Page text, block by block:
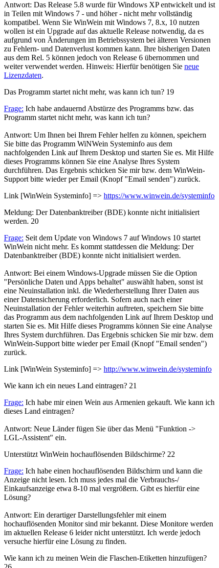
Antwort: Das Release 5.8 wurde für Windows XP entwickelt und ist
in Teilen mit Windows 7 - und höher - nicht mehr vollständig
kompatibel. Wenn Sie WinWein mit Windows 7, 8.x, 10 nutzen
wollen ist ein Upgrade auf das aktuelle Release notwendig, da es
aufgrund von Änderungen im Betriebssystem bei älteren Versionen
zu Fehlern- und Datenverlust kommen kann. Ihre bisherigen Daten
aus dem Rel. 5 können jedoch von Release 6 übernommen und
weiter verwendet werden. Hinweis: Hierfür benötigen Sie neue
Lizenzdaten.
Das Programm startet nicht mehr, was kann ich tun? 19
Frage: Ich habe andauernd Abstürze des Programms bzw. das
Programm startet nicht mehr, was kann ich tun?
Antwort: Um Ihnen bei Ihrem Fehler helfen zu können, speichern
Sie bitte das Programm WiNWein Systeminfo aus dem
nachfolgenden Link auf Ihrem Desktop und starten Sie es. Mit Hilfe
dieses Programms können Sie eine Analyse Ihres System
durchführen. Das Ergebnis schicken Sie mir bzw. dem WinWein-
Support bitte wieder per Email (Knopf "Email senden") zurück.
Link [WinWein Systeminfo] => https://www.winwein.de/systeminfo
Meldung: Der Datenbanktreiber (BDE) konnte nicht initialisiert
werden. 20
Frage: Seit dem Update von Windows 7 auf Windows 10 startet
WinWein nicht mehr. Es kommt stattdessen die Meldung: Der
Datenbanktreiber (BDE) konnte nicht initialisiert werden.
Antwort: Bei einem Windows-Upgrade müssen Sie die Option
"Persönliche Daten und Apps behaltet" auswählt haben, sonst ist
eine Neuinstallation inkl. die Wiederherstellung Ihrer Daten aus
einer Datensicherung erforderlich. Sofern auch nach einer
Neuinstallation der Fehler weiterhin auftreten, speichern Sie bitte
das Programm aus dem nachfolgenden Link auf Ihrem Desktop und
starten Sie es. Mit Hilfe dieses Programms können Sie eine Analyse
Ihres System durchführen. Das Ergebnis schicken Sie mir bzw. dem
WinWein-Support bitte wieder per Email (Knopf "Email senden")
zurück.
Link [WinWein Systeminfo] => http://www.winwein.de/systeminfo
Wie kann ich ein neues Land eintragen? 21
Frage: Ich habe mir einen Wein aus Armenien gekauft. Wie kann ich
dieses Land eintragen?
Antwort: Neue Länder fügen Sie über das Menü "Funktion ->
LGL-Assistent" ein.
Unterstützt WinWein hochauflösenden Bildschirme? 22
Frage: Ich habe einen hochauflösenden Bildschirm und kann die
Anzeige nicht lesen. Ich muss jedes mal die Verbrauchs-/
Einkaufsanzeige etwa 8-10 mal vergrößern. Gibt es hierfür eine
Lösung?
Antwort: Ein derartiger Darstellungsfehler mit einem
hochauflösenden Monitor sind mir bekannt. Diese Monitore werden
im aktuellen Release 6 leider nicht unterstützt. Ich werde jedoch
versuche hierfür eine Lösung zu finden.
Wie kann ich zu meinen Wein die Flaschen-Etiketten hinzufügen?